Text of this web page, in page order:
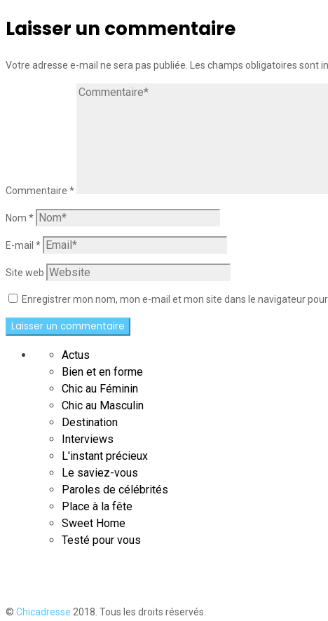
Laisser un commentaire
Votre adresse e-mail ne sera pas publiée. Les champs obligatoires sont
Commentaire *
Nom *
E-mail *
Site web
Enregistrer mon nom, mon e-mail et mon site dans le navigateur
Actus
Bien et en forme
Chic au Féminin
Chic au Masculin
Destination
Interviews
L'instant précieux
Le saviez-vous
Paroles de célébrités
Place à la fête
Sweet Home
Testé pour vous
© Chicadresse 2018. Tous les droits réservés.